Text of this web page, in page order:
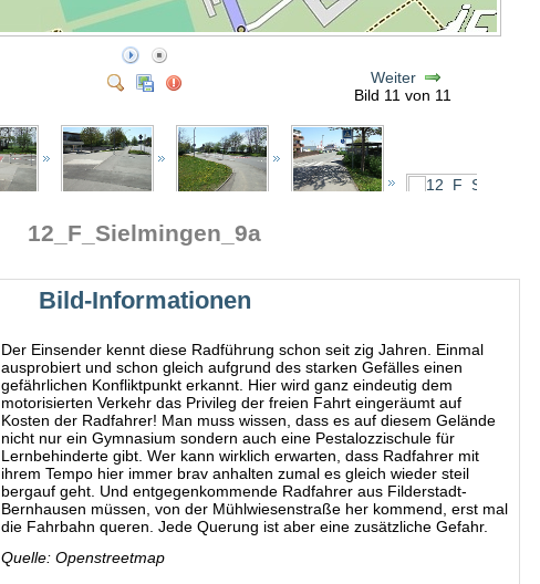
Weiter
Bild 11 von 11
12_F_Sielmingen_9a
Bild-Informationen
Der Einsender kennt diese Radführung schon seit zig Jahren. Einmal
ausprobiert und schon gleich aufgrund des starken Gefälles einen
gefährlichen Konfliktpunkt erkannt. Hier wird ganz eindeutig dem
motorisierten Verkehr das Privileg der freien Fahrt eingeräumt auf
Kosten der Radfahrer! Man muss wissen, dass es auf diesem Gelände
nicht nur ein Gymnasium sondern auch eine Pestalozzischule für
Lernbehinderte gibt. Wer kann wirklich erwarten, dass Radfahrer mit
ihrem Tempo hier immer brav anhalten zumal es gleich wieder steil
bergauf geht. Und entgegenkommende Radfahrer aus Filderstadt-
Bernhausen müssen, von der Mühlwiesenstraße her kommend, erst mal
die Fahrbahn queren. Jede Querung ist aber eine zusätzliche Gefahr.
Quelle: Openstreetmap